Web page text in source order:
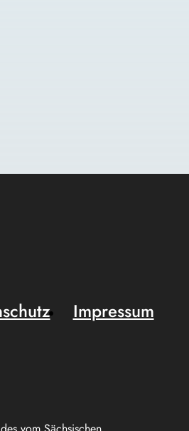
Impressum